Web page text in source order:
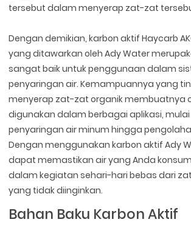
tersebut dalam menyerap zat-zat
Dengan demikian, karbon aktif Haycarb
yang ditawarkan oleh Ady Water
sangat baik untuk penggunaan dalam
penyaringan air. Kemampuannya yang
menyerap zat-zat organik membuatnya
digunakan dalam berbagai aplikasi,
penyaringan air minum hingga
Dengan menggunakan karbon aktif Ady
dapat memastikan air yang Anda
dalam kegiatan sehari-hari bebas dari
yang tidak diinginkan.
Bahan Baku Karbon Aktif